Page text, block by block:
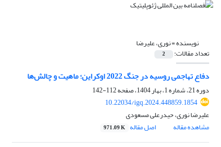
نویسنده =نوری، علیرضا
تعداد مقالات: 2
دفاع تهاجمی روسیه در جنگ 2022 اوکراین؛ ماهیت و چالش‌ها
دوره 21، شماره 1، بهار 1404، صفحه
112-142
10.22034/igq.2024.448859.1854
علیرضا نوری، حیدرعلی مسعودی
مشاهده مقاله
اصل مقاله 971.09 K